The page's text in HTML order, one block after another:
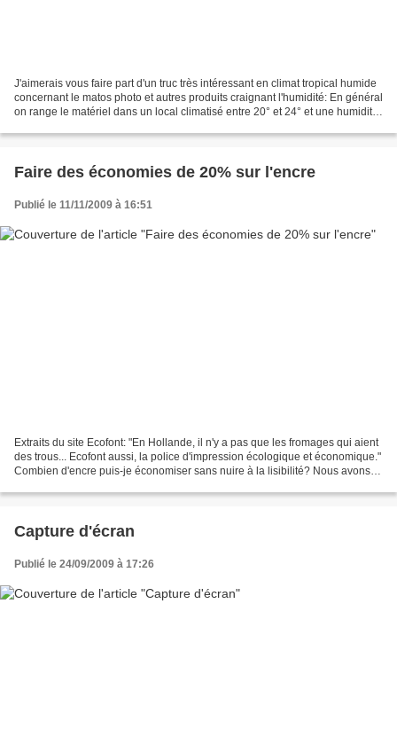
J'aimerais vous faire part d'un truc très intéressant en climat tropical humide
concernant le matos photo et autres produits craignant l'humidité: En général
on range le matériel dans un local climatisé entre 20° et 24° et une humidité
Faire des économies de 20% sur l'encre
Publié le 11/11/2009 à 16:51
Extraits du site Ecofont: "En Hollande, il n'y a pas que les fromages qui aient
des trous... Ecofont aussi, la police d'impression écologique et économique."
Combien d'encre puis-je économiser sans nuire à la lisibilité? Nous avons
Capture d'écran
Publié le 24/09/2009 à 17:26